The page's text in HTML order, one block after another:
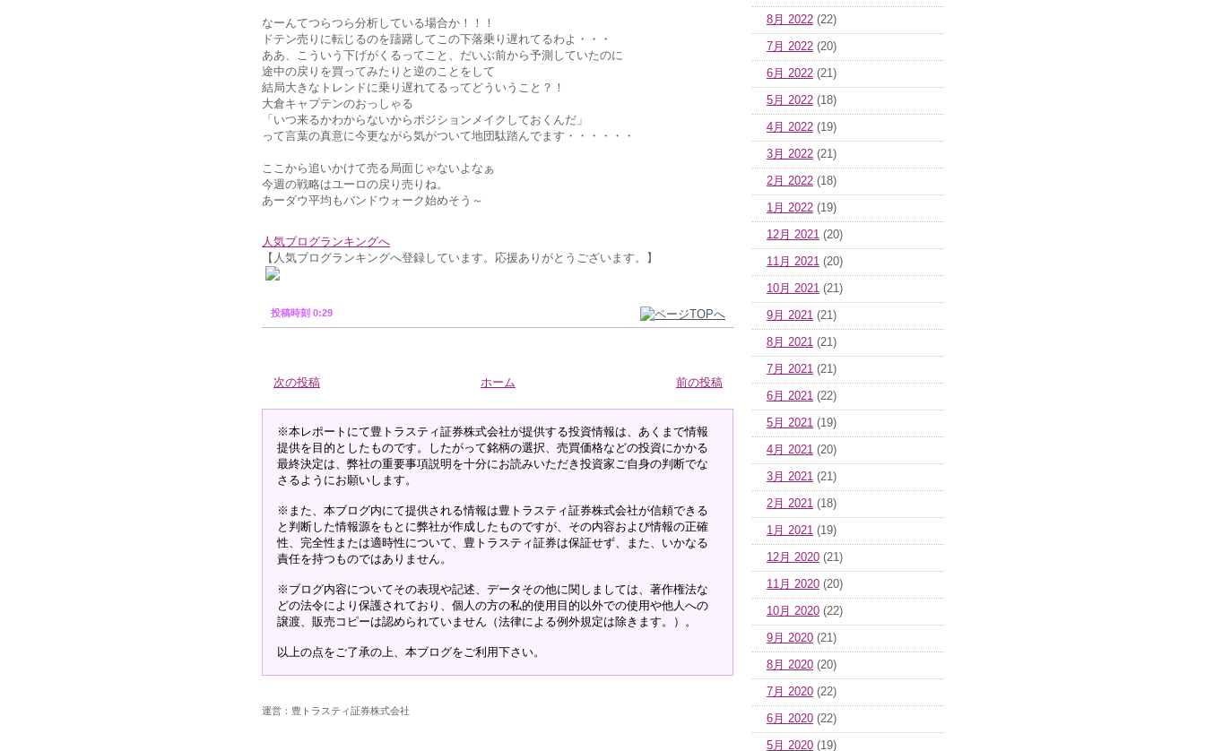
なーんてつらつら分析している場合か！！！
ドテン売りに転じるのを躊躇してこの下落乗り遅れてるわよ・・・
ああ、こういう下げがくるってこと、だいぶ前から予測していたのに
途中の戻りを買ってみたりと逆のことをして
結局大きなトレンドに乗り遅れてるってどういうこと？！
大倉キャプテンのおっしゃる
「いつ来るかわからないからポジションメイクしておくんだ」
って言葉の真意に今更ながら気がついて地団駄踏んでます・・・・・・
ここから追いかけて売る局面じゃないよなぁ
今週の戦略はユーロの戻り売りね。
あーダウ平均もバンドウォーク始めそう～
人気ブログランキングへ
【人気ブログランキングへ登録しています。応援ありがとうございます。】
投稿時刻 0:29
次の投稿 前の投稿
ホーム
※本レポートにて豊トラスティ証券株式会社が提供する投資情報は、あくまで情報
提供を目的としたものです。したがって銘柄の選択、売買価格などの投資にかかる
最終決定は、弊社の重要事項説明を十分にお読みいただき投資家ご自身の判断でな
さるようにお願いします。
※また、本ブログ内にて提供される情報は豊トラスティ証券株式会社が信頼できる
と判断した情報源をもとに弊社が作成したものですが、その内容および情報の正確
性、完全性または適時性について、豊トラスティ証券は保証せず、また、いかなる
責任を持つものではありません。
※ブログ内容についてその表現や記述、データその他に関しましては、著作権法な
どの法令により保護されており、個人の方の私的使用目的以外での使用や他人への
譲渡、販売コピーは認められていません（法律による例外規定は除きます。）。
以上の点をご了承の上、本ブログをご利用下さい。
運営：豊トラスティ証券株式会社
8月 2022 (22)
7月 2022 (20)
6月 2022 (21)
5月 2022 (18)
4月 2022 (19)
3月 2022 (21)
2月 2022 (18)
1月 2022 (19)
12月 2021 (20)
11月 2021 (20)
10月 2021 (21)
9月 2021 (21)
8月 2021 (21)
7月 2021 (21)
6月 2021 (22)
5月 2021 (19)
4月 2021 (20)
3月 2021 (21)
2月 2021 (18)
1月 2021 (19)
12月 2020 (21)
11月 2020 (20)
10月 2020 (22)
9月 2020 (21)
8月 2020 (20)
7月 2020 (22)
6月 2020 (22)
5月 2020 (19)